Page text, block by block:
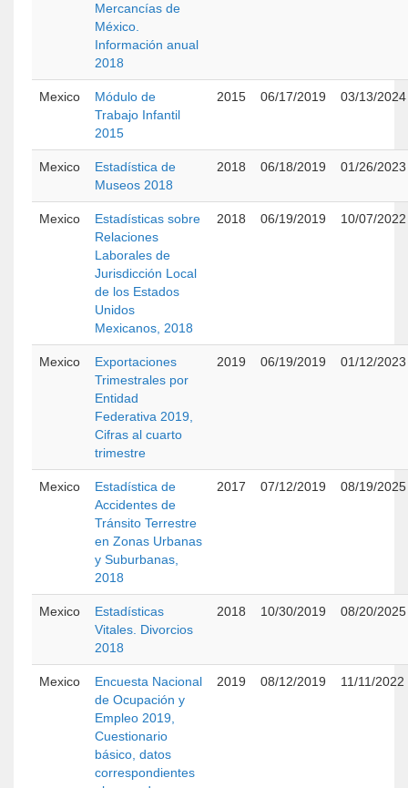
Mercancías de
México.
Información anual
2018
Mexico
Módulo de
Trabajo Infantil
2015
2015 06/17/2019 03/13/2024
Mexico
Estadística de
Museos 2018
2018 06/18/2019 01/26/2023
Mexico
Estadísticas sobre
Relaciones
Laborales de
Jurisdicción Local
de los Estados
Unidos
Mexicanos, 2018
2018 06/19/2019 10/07/2022
Mexico
Exportaciones
Trimestrales por
Entidad
Federativa 2019,
Cifras al cuarto
trimestre
2019 06/19/2019 01/12/2023
Mexico
Estadística de
Accidentes de
Tránsito Terrestre
en Zonas Urbanas
y Suburbanas,
2018
2017 07/12/2019 08/19/2025
Mexico
Estadísticas
Vitales. Divorcios
2018
2018 10/30/2019 08/20/2025
Mexico
Encuesta Nacional
de Ocupación y
Empleo 2019,
Cuestionario
básico, datos
correspondientes
2019 08/12/2019 11/11/2022